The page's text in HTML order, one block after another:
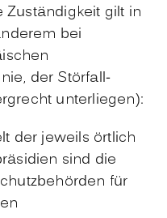
gilt in
bei
der Störfall-
unterliegen):
der jeweils örtlich
sind die
für